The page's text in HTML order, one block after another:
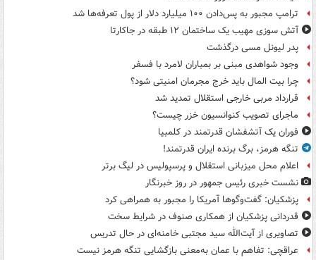
ترامپ مجبور به پس‌دادن ۱۰۰ میلیارد دلار از پول تعرفه‌ها شد
آتش سوزی مهیب یک ساختمان ۱۲ طبقه در جاکارتا
پدر لیونل مسی درگذشت
وجود شواهدی مبنی بر بمباران لامرد با فسفر
چرا بیت المال باید خرج مجرمان امنیتی شود؟
قرارداد مربی خارجی استقلال تمدید شد
ماجرای تصویب کنوانسیون خزر چیست؟
فوران یک آتشفشان قدرتمند در کلمبیا
تنگه هرمز، برگ برنده ایران قدرتمند!
اعلام محل میزبانی استقلال و پرسپولیس در لیگ برتر
نشست خبری رئیس جمهور در روز خبرنگار
پزشکیان: گفت‌وگوها آمریکا را مجبور به همراهی کرد
قدردانی پزشکیان از همکاری صنوف در شرایط سخت
تصاویری از آیت‌الله سید مجتبی خامنه‌ای در حال تدریس
عراقچی: تفاهم با عمان به‌معنی بازگشایی تنگه هرمز نیست